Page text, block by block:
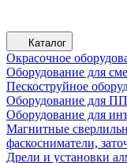
Каталог
Окрасочное
Оборудование для
Пескоструйное
Оборудование для
Оборудование для
Магнитные
фаскосниматели,
Дрели и установки